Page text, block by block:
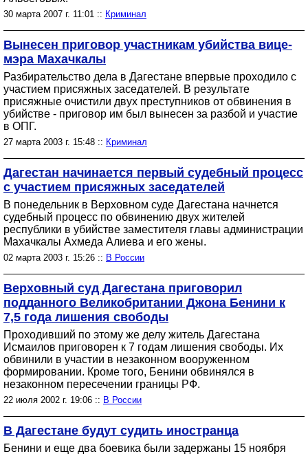
30 марта 2007 г. 11:01 :: Криминал
Вынесен приговор участникам убийства вице-
мэра Махачкалы
Разбирательство дела в Дагестане впервые проходило с
участием присяжных заседателей. В результате
присяжные очистили двух преступников от обвинения в
убийстве - приговор им был вынесен за разбой и участие
в ОПГ.
27 марта 2003 г. 15:48 :: Криминал
Дагестан начинается первый судебный процесс
с участием присяжных заседателей
В понедельник в Верховном суде Дагестана начнется
судебный процесс по обвинению двух жителей
республики в убийстве заместителя главы администрации
Махачкалы Ахмеда Алиева и его жены.
02 марта 2003 г. 15:26 :: В России
Верховный суд Дагестана приговорил
подданного Великобритании Джона Бенини к
7,5 года лишения свободы
Проходивший по этому же делу житель Дагестана
Исмаилов приговорен к 7 годам лишения свободы. Их
обвинили в участии в незаконном вооруженном
формировании. Кроме того, Бенини обвинялся в
незаконном пересечении границы РФ.
22 июля 2002 г. 19:06 :: В России
В Дагестане будут судить иностранца
Бенини и еще два боевика были задержаны 15 ноября